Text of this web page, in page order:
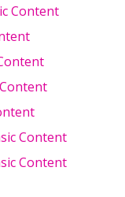
Content
Content
Content